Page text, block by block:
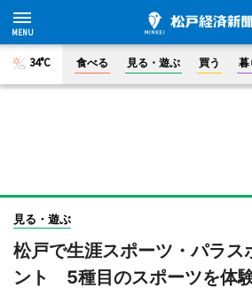
34°C 食べる 見る・遊ぶ 買う 暮
見る・遊ぶ
松戸で生涯スポーツ・パラス
ント 5種目のスポーツを体